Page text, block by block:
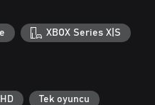
XBOX Series X|S
Tek oyuncu